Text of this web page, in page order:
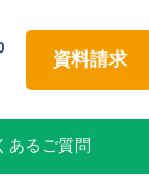
資料請求
あるご質問